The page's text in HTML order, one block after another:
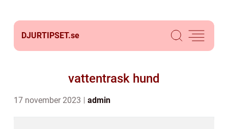
DJURTIPSET.se
vattentrask hund
17 november 2023 admin